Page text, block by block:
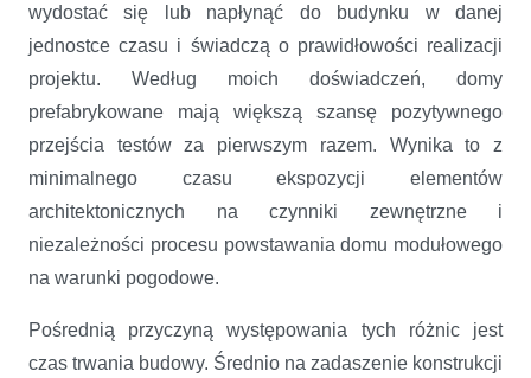
wydostać się lub napłynąć do budynku w danej
jednostce czasu i świadczą o prawidłowości realizacji
projektu. Według moich doświadczeń, domy
prefabrykowane mają większą szansę pozytywnego
przejścia testów za pierwszym razem. Wynika to z
minimalnego czasu ekspozycji elementów
architektonicznych na czynniki zewnętrzne i
niezależności procesu powstawania domu modułowego
na warunki pogodowe.
Pośrednią przyczyną występowania tych różnic jest
czas trwania budowy. Średnio na zadaszenie konstrukcji